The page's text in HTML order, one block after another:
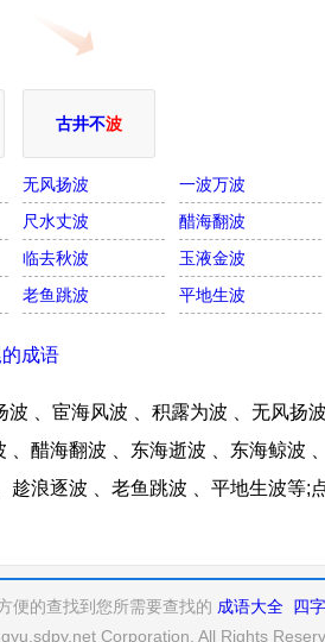
古井不波
无风扬波
一波万波
尺水丈波
醋海翻波
临去秋波
玉液金波
老鱼跳波 平地生波
成语
、宦海风波 、积露为波 、无风扬波
、醋海翻波 、东海逝波 、东海鲸波
趁浪逐波 、老鱼跳波 、平地生波等;
便的查找到您所需要查找的 成语大全 四
Corporation, All Rights